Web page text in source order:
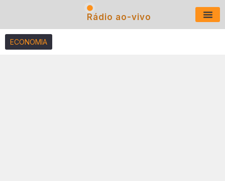
Rádio ao-vivo
ECONOMIA